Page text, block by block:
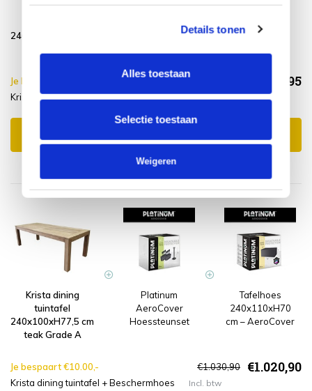
Details tonen
Alles toestaan
Selectie toestaan
Weigeren
Krista dining
240x100xH77,5 cm
Wood Protector
Je bespaart €5.00,- €968,95
Krista dining tuintafel + Wood protector Incl. btw
Krista dining
tuintafel
240x100xH77,5 cm
teak Grade A
Platinum
AeroCover
Hoessteunset
Tafelhoes
240x110xH70
cm – AeroCover
Je bespaart €10.00,- €1.030,90 €1.020,90
Krista dining tuintafel + Beschermhoes Incl. btw